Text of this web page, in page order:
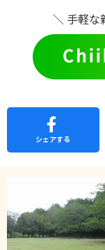
＼ 手軽な
シェアする